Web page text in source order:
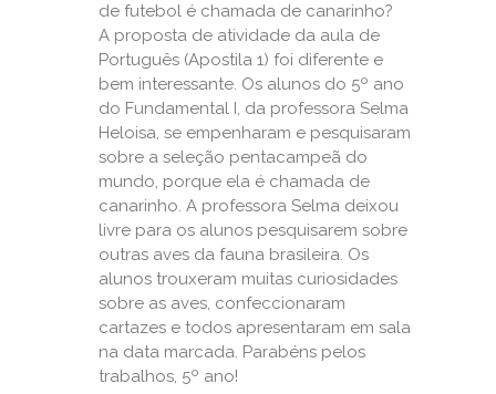
de futebol é chamada de canarinho?
A proposta de atividade da aula de
Português (Apostila 1) foi diferente e
bem interessante. Os alunos do 5º ano
do Fundamental I, da professora Selma
Heloisa, se empenharam e pesquisaram
sobre a seleção pentacampeã do
mundo, porque ela é chamada de
canarinho. A professora Selma deixou
livre para os alunos pesquisarem sobre
outras aves da fauna brasileira. Os
alunos trouxeram muitas curiosidades
sobre as aves, confeccionaram
cartazes e todos apresentaram em sala
na data marcada. Parabéns pelos
trabalhos, 5º ano!